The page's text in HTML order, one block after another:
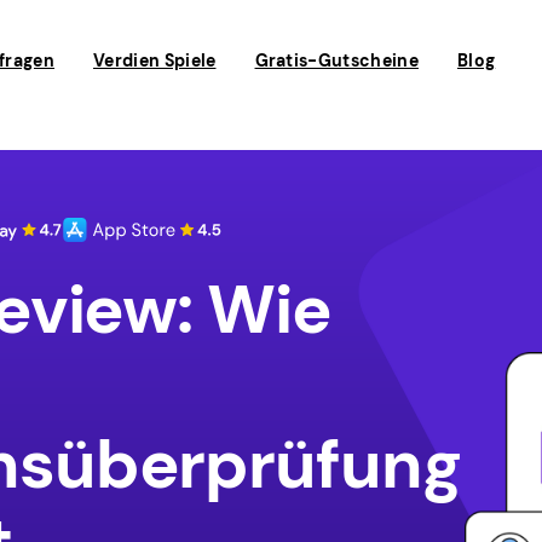
Verdien Spiele Gratis-Gutscheine Blog
Wie